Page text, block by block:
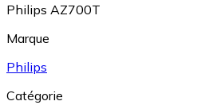
Philips AZ700T
Marque
Philips
Catégorie